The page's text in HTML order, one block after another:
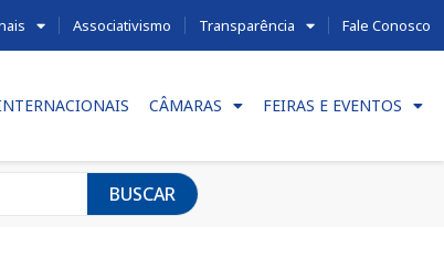
Associativismo Transparência Fale Conosco
CÂMARAS FEIRAS E EVENTOS
BUSCAR